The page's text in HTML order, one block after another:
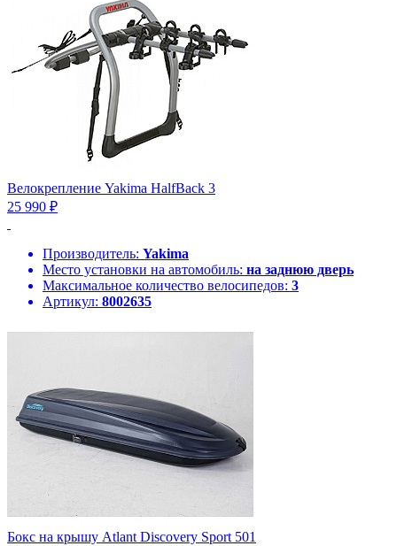
Велокрепление Yakima HalfBack 3
25 990 ₽
Производитель: Yakima
Место установки на автомобиль: на заднюю дверь
Максимальное количество велосипедов: 3
Артикул: 8002635
Бокс на крышу Atlant Discovery Sport 501